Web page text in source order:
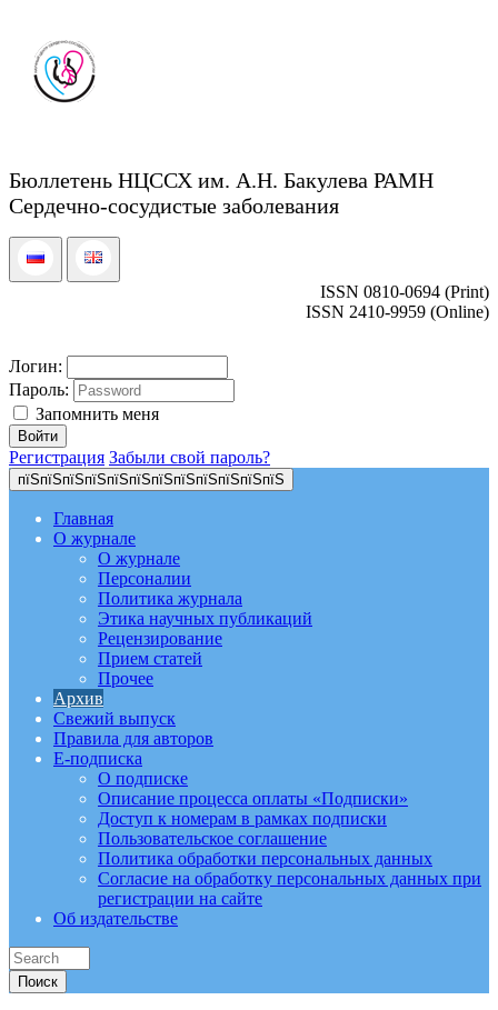
Бюллетень НЦССХ им. А.Н. Бакулева РАМН
Сердечно-сосудистые заболевания
ISSN 0810-0694 (Print)
ISSN 2410-9959 (Online)
Логин:
Пароль:
Запомнить меня
Регистрация Забыли свой пароль?
пїЅпїЅпїЅпїЅпїЅпїЅпїЅпїЅпїЅпїЅпїЅпїЅ
Главная
О журнале
О журнале
Персоналии
Политика журнала
Этика научных публикаций
Рецензирование
Прием статей
Прочее
Архив
Свежий выпуск
Правила для авторов
E-подписка
О подписке
Описание процесса оплаты «Подписки»
Доступ к номерам в рамках подписки
Пользовательское соглашение
Политика обработки персональных данных
Согласие на обработку персональных данных при
регистрации на сайте
Об издательстве